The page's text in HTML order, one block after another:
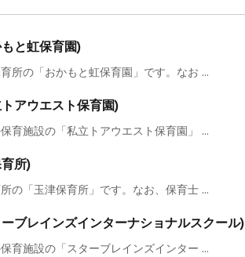
と虹保育園)
所の「おかもと虹保育園」です。なお ...
アウエスト保育園)
育施設の「私立トアウエスト保育園」 ...
所)
の「玉津保育所」です。なお、保育士 ...
ブレインズインターナショナルスクール)
育施設の「スターブレインズインター ...